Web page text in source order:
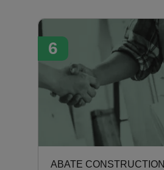
6
ABATE CONSTRUCTION